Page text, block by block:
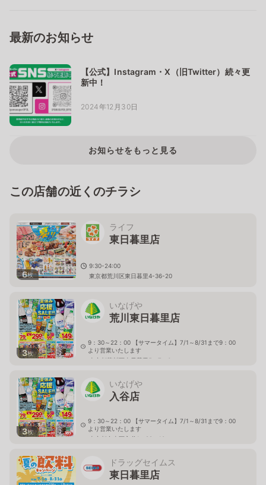
最新のお知らせ
【公式】Instagram・X（旧Twitter）続々更
新中！
2024年12月30日
お知らせをもっと見る
この店舗の近くのチラシ
6枚
ライフ
東日暮里店
9:30-24:00
東京都荒川区東日暮里4-36-20
3枚
いなげや
荒川東日暮里店
9：30～22：00 【サマータイム】7/1～8/31まで9：00
より営業いたします
東京都荒川区東日暮里5－7－6
3枚
いなげや
入谷店
9：30～22：00 【サマータイム】7/1～8/31まで9：00
より営業いたします
東京都台東区入谷1－22－10
ドラッグセイムス
東日暮里店